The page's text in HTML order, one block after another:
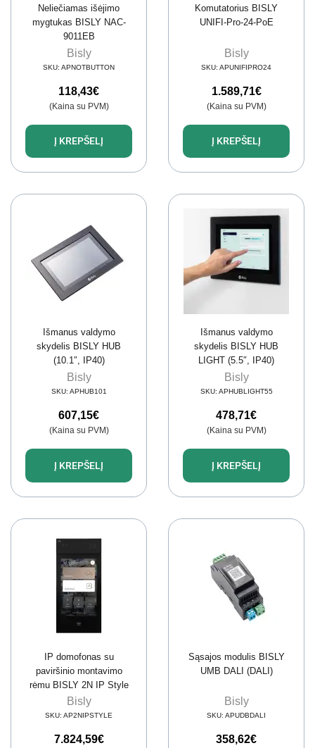
Neliečiamas išėjimo
mygtukas BISLY NAC-
9011EB
Bisly
SKU: APNOTBUTTON
118,43€
(Kaina su PVM)
Į KREPŠELĮ
Komutatorius BISLY
UNIFI-Pro-24-PoE
Bisly
SKU: APUNIFIPRO24
1.589,71€
(Kaina su PVM)
Į KREPŠELĮ
Išmanus valdymo
skydelis BISLY HUB
(10.1″, IP40)
Bisly
SKU: APHUB101
607,15€
(Kaina su PVM)
Į KREPŠELĮ
Išmanus valdymo
skydelis BISLY HUB
LIGHT (5.5″, IP40)
Bisly
SKU: APHUBLIGHT55
478,71€
(Kaina su PVM)
Į KREPŠELĮ
IP domofonas su
paviršinio montavimo
rėmu BISLY 2N IP Style
Bisly
SKU: AP2NIPSTYLE
7.824,59€
Sąsajos modulis BISLY
UMB DALI (DALI)
Bisly
SKU: APUDBDALI
358,62€